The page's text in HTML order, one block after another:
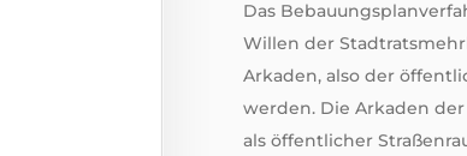
Das
Willen der
Arkaden, also der
werden. Die Arkaden
als öffentlicher